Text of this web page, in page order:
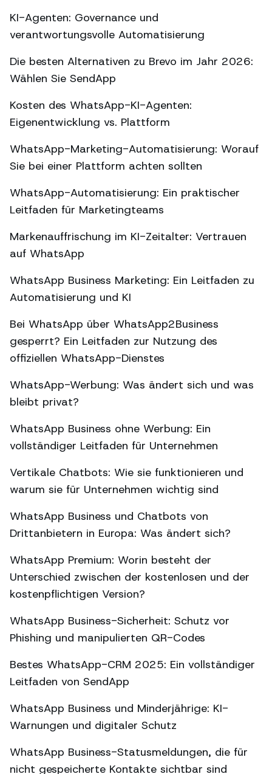
KI-Agenten: Governance und
verantwortungsvolle Automatisierung
Die besten Alternativen zu Brevo im Jahr 2026:
Wählen Sie SendApp
Kosten des WhatsApp-KI-Agenten:
Eigenentwicklung vs. Plattform
WhatsApp-Marketing-Automatisierung: Worauf
Sie bei einer Plattform achten sollten
WhatsApp-Automatisierung: Ein praktischer
Leitfaden für Marketingteams
Markenauffrischung im KI-Zeitalter: Vertrauen
auf WhatsApp
WhatsApp Business Marketing: Ein Leitfaden zu
Automatisierung und KI
Bei WhatsApp über WhatsApp2Business
gesperrt? Ein Leitfaden zur Nutzung des
offiziellen WhatsApp-Dienstes
WhatsApp-Werbung: Was ändert sich und was
bleibt privat?
WhatsApp Business ohne Werbung: Ein
vollständiger Leitfaden für Unternehmen
Vertikale Chatbots: Wie sie funktionieren und
warum sie für Unternehmen wichtig sind
WhatsApp Business und Chatbots von
Drittanbietern in Europa: Was ändert sich?
WhatsApp Premium: Worin besteht der
Unterschied zwischen der kostenlosen und der
kostenpflichtigen Version?
WhatsApp Business-Sicherheit: Schutz vor
Phishing und manipulierten QR-Codes
Bestes WhatsApp-CRM 2025: Ein vollständiger
Leitfaden von SendApp
WhatsApp Business und Minderjährige: KI-
Warnungen und digitaler Schutz
WhatsApp Business-Statusmeldungen, die für
nicht gespeicherte Kontakte sichtbar sind